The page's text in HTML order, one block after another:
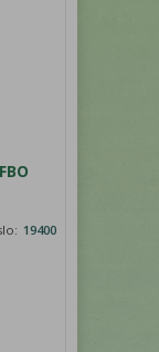
19400